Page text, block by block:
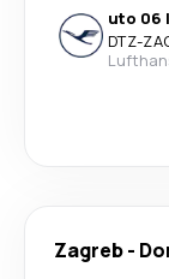
uto 06
DTZ-
Zagreb-